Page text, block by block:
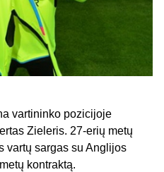
vartininko pozicijoje
Zieleris. 27-erių metų
vartų sargas su Anglijos
kontraktą.